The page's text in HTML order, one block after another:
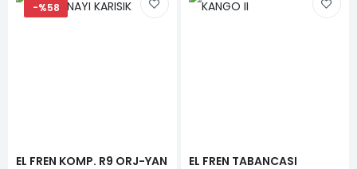
-%58
EL FREN KOMP. R9 ORJ-YAN
EL FREN TABANCASI